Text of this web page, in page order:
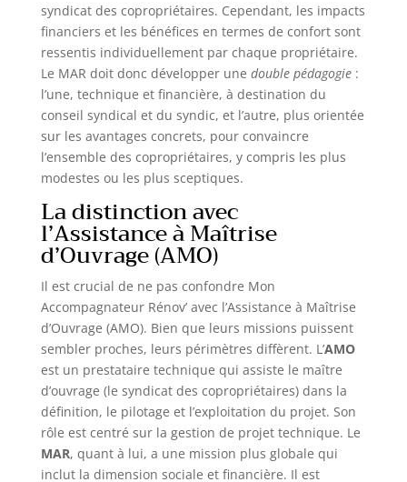
syndicat des copropriétaires. Cependant, les impacts
financiers et les bénéfices en termes de confort sont
ressentis individuellement par chaque propriétaire.
Le MAR doit donc développer une double pédagogie:
l’une, technique et financière, à destination du
conseil syndical et du syndic, et l’autre, plus orientée
sur les avantages concrets, pour convaincre
l’ensemble des copropriétaires, y compris les plus
modestes ou les plus sceptiques.
La distinction avec
l’Assistance à Maîtrise
d’Ouvrage (AMO)
Il est crucial de ne pas confondre Mon
Accompagnateur Rénov’ avec l’Assistance à Maîtrise
d’Ouvrage (AMO). Bien que leurs missions puissent
sembler proches, leurs périmètres diffèrent. L’AMO
est un prestataire technique qui assiste le maître
d’ouvrage (le syndicat des copropriétaires) dans la
définition, le pilotage et l’exploitation du projet. Son
rôle est centré sur la gestion de projet technique. Le
MAR, quant à lui, a une mission plus globale qui
inclut la dimension sociale et financière. Il est